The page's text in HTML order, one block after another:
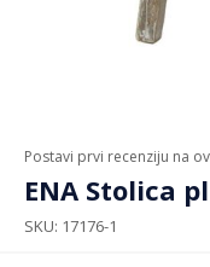
Postavi prvi recenziju na
ENA Stolica
SKU 17176-1